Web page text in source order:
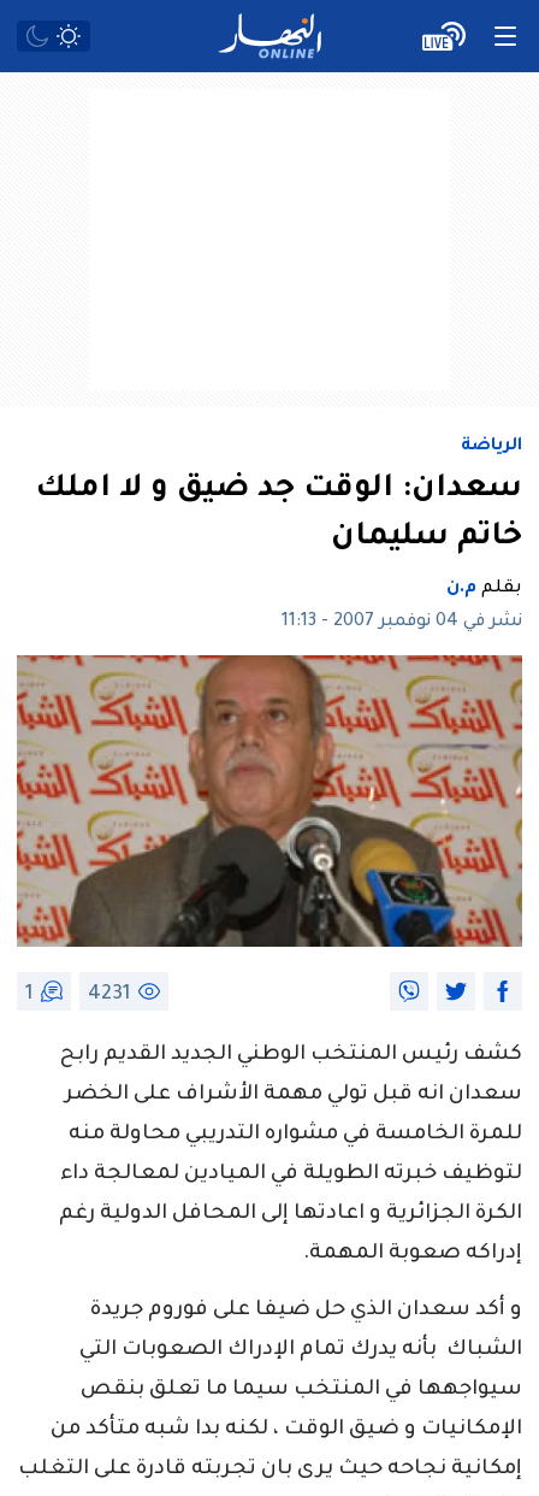
الرياضة
سعدان: الوقت جد ضيق و لا املك
خاتم سليمان
بقلم م.ن
نشر في 04 نوفمبر 2007 - 11:13
4231
1
كشف رئيس المنتخب الوطني الجديد القديم رابح
سعدان انه قبل تولي مهمة الأشراف على الخضر
للمرة الخامسة في مشواره التدريبي محاولة منه
لتوظيف خبرته الطويلة في الميادين لمعالجة داء
الكرة الجزائرية و اعادتها إلى المحافل الدولية رغم
إدراكه صعوبة المهمة.
و أكد سعدان الذي حل ضيفا على فوروم جريدة
الشباك بأنه يدرك تمام الإدراك الصعوبات التي
سيواجهها في المنتخب سيما ما تعلق بنقص
الإمكانيات و ضيق الوقت ، لكنه بدا شبه متأكد من
إمكانية نجاحه حيث يرى بان تجربته قادرة على التغلب